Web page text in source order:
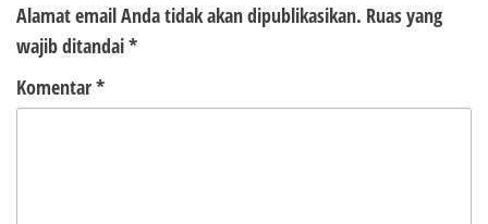
Alamat email Anda tidak akan dipublikasikan. Ruas yang
wajib ditandai*
Komentar*